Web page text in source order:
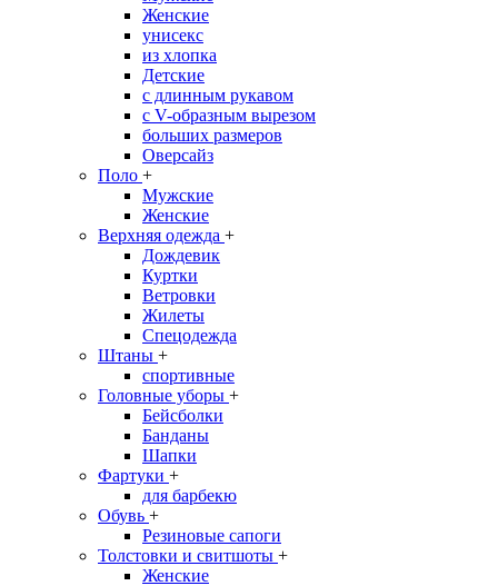
Женские
унисекс
из хлопка
Детские
с длинным рукавом
с V-образным вырезом
больших размеров
Оверсайз
Поло +
Мужские
Женские
Верхняя одежда +
Дождевик
Куртки
Ветровки
Жилеты
Спецодежда
Штаны +
спортивные
Головные уборы +
Бейсболки
Банданы
Шапки
Фартуки +
для барбекю
Обувь +
Резиновые сапоги
Толстовки и свитшоты +
Женские